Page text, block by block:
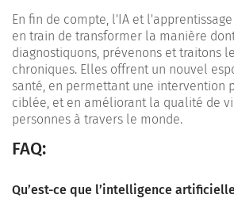
En fin de compte, l'IA et
en train de transformer la manière
diagnostiquons, prévenons et traitons
chroniques. Elles offrent un nouvel
santé, en permettant une intervention
ciblée, et en améliorant la qualité de
personnes à travers le monde.
FAQ:
Qu’est-ce que l’intelligence